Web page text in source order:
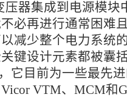
压器集成到电源模块
必再进行通常困难
减少整个电力系统
键设计元素都被囊
它目前为一些最先
VTM、MCM和